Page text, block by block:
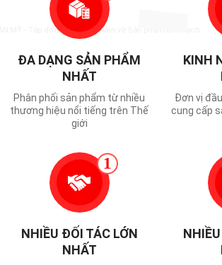
ĐA DẠNG SẢN PHẨM
NHẤT
Phân phối sản phẩm từ nhiều
thương hiệu nổi tiếng trên Thế
giới
KINH
Đơn vị
cung cấp
1
NHIỀU ĐỐI TÁC LỚN
NHẤT